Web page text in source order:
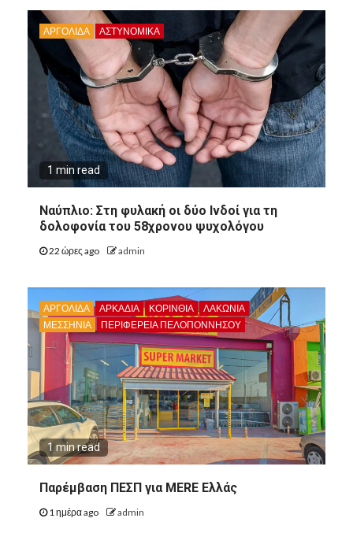
ΑΡΓΟΛΙΔΑ ΑΣΤΥΝΟΜΙΚΑ
1 min read
Ναύπλιο: Στη φυλακή οι δύο Ινδοί για τη
δολοφονία του 58χρονου ψυχολόγου
22 ώρες ago admin
ΑΡΓΟΛΙΔΑ ΑΡΚΑΔΊΑ ΚΟΡΙΝΘΊΑ
ΛΑΚΩΝΙΑ
ΜΕΣΣΗΝΙΑ
ΠΕΡΙΦΈΡΕΙΑ ΠΕΛΟΠΟΝΝΉΣΟΥ
1 min read
Παρέμβαση ΠΕΣΠ για MERE Ελλάς
1 ημέρα ago admin
8
8
ΑΡΓΟΛΙΔΑ
ΠΕΡΙΦΈΡΕΙΑ ΠΕΛΟΠΟΝΝΉΣΟΥ
ΠΟΛΙΤΙΣΜΌΣ
Άργος: Η Κατερίνα
συνέδριο “Γυναίκα: Πολλαπλοί